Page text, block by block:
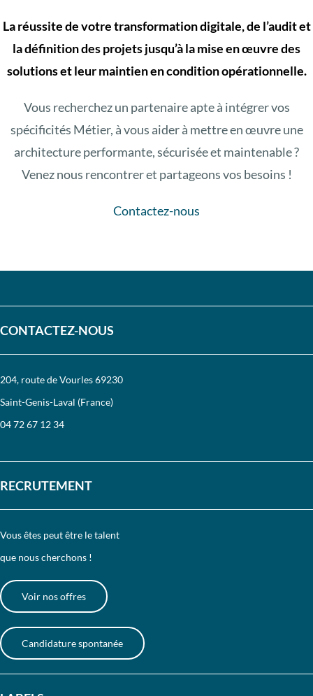
La réussite de votre transformation digitale, de l’audit et
la définition des projets jusqu’à la mise en œuvre des
solutions et leur maintien en condition opérationnelle.
Vous recherchez un partenaire apte à intégrer vos
spécificités Métier, à vous aider à mettre en œuvre une
architecture performante, sécurisée et maintenable ?
Venez nous rencontrer et partageons vos besoins !
Contactez-nous
CONTACTEZ-NOUS
204, route de Vourles 69230
Saint-Genis-Laval (France)
04 72 67 12 34
RECRUTEMENT
Vous êtes peut être le talent
que nous cherchons !
Voir nos offres
Candidature spontanée